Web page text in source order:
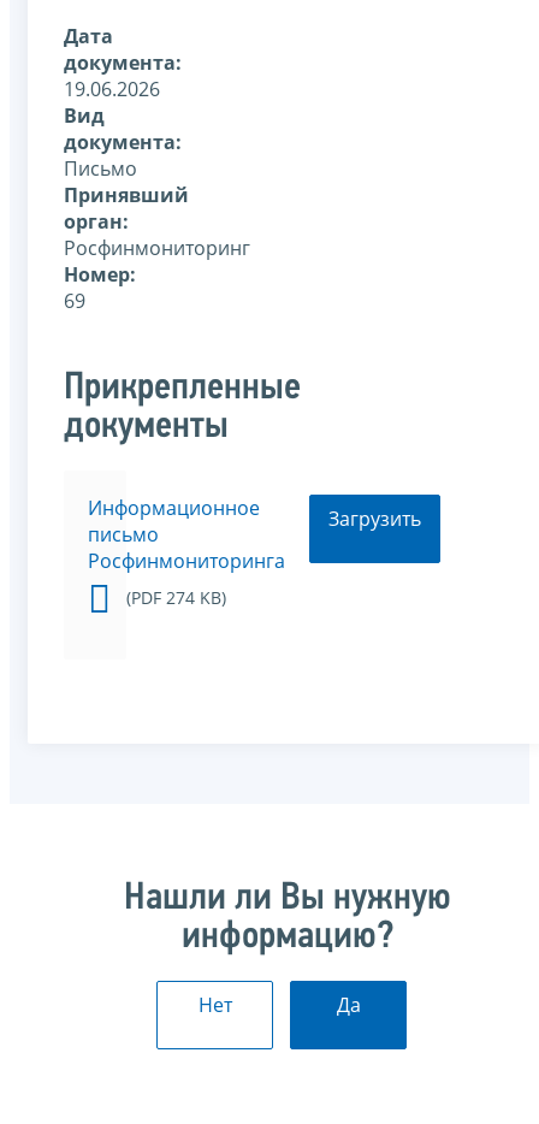
Дата
документа:
19.06.2026
Вид
документа:
Письмо
Принявший
орган:
Росфинмониторинг
Номер:
69
Прикрепленные
документы
Информационное
письмо
Росфинмониторинга
(PDF 274 KB)
Загрузить
Нашли ли Вы нужную
информацию?
Нет Да